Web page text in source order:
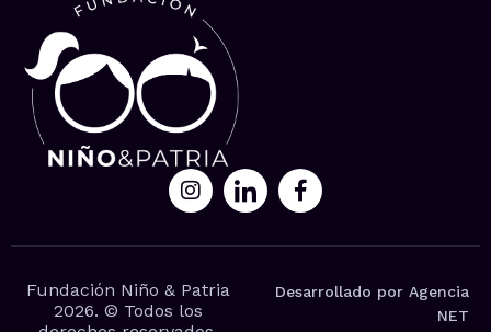
Fundación Niño & Patria
2026. © Todos los
Desarrollado por Agencia
NET